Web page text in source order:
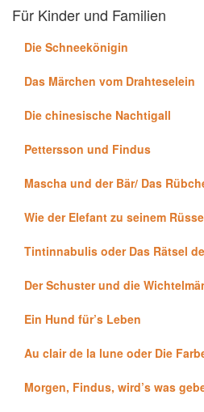
Für Kinder und Familien
Die Schneekönigin
Das Märchen vom Drahteselein
Die chinesische Nachtigall
Pettersson und Findus
Mascha und der Bär/ Das
Wie der Elefant zu seinem
Tintinnabulis oder Das Rätsel
Der Schuster und die
Ein Hund für’s Leben
Au clair de la lune oder Die
Morgen, Findus, wird’s was